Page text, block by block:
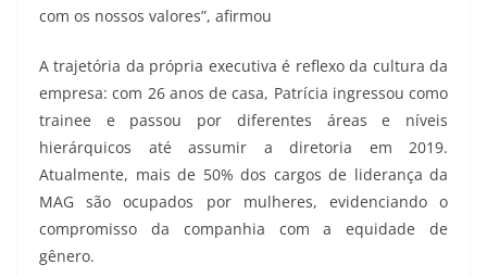
com os nossos valores”, afirmou
A trajetória da própria executiva é reflexo da cultura da
empresa: com 26 anos de casa, Patrícia ingressou como
trainee e passou por diferentes áreas e níveis
hierárquicos até assumir a diretoria em 2019.
Atualmente, mais de 50% dos cargos de liderança da
MAG são ocupados por mulheres, evidenciando o
compromisso da companhia com a equidade de
gênero.